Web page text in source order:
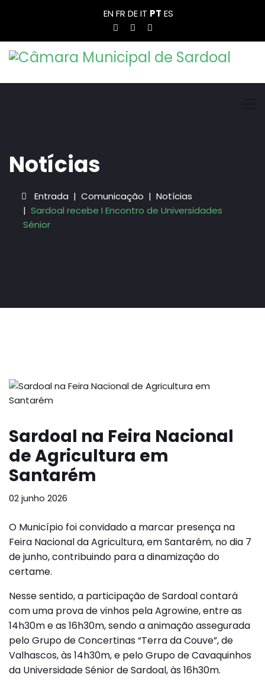
ENFR DEIT PT ES
Notícias
Entrada Comunicação
Notícias
Sardoal recebe I Encontro de Universidades
Sénior
Sardoal na Feira Nacional
de Agricultura em
Santarém
02 junho 2026
O Município foi convidado a marcar presença na
Feira Nacional da Agricultura, em Santarém, no dia 7
de junho, contribuindo para a dinamização do
certame.
Nesse sentido, a participação de Sardoal contará
com uma prova de vinhos pela Agrowine, entre as
14h30m e as 16h30m, sendo a animação assegurada
pelo Grupo de Concertinas “Terra da Couve”, de
Valhascos, às 14h30m, e pelo Grupo de Cavaquinhos
da Universidade Sénior de Sardoal, às 16h30m.